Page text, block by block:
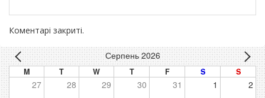
Коментарі закриті.
Серпень 2026
M T W T F S S
27 28 29 30 31 1 2